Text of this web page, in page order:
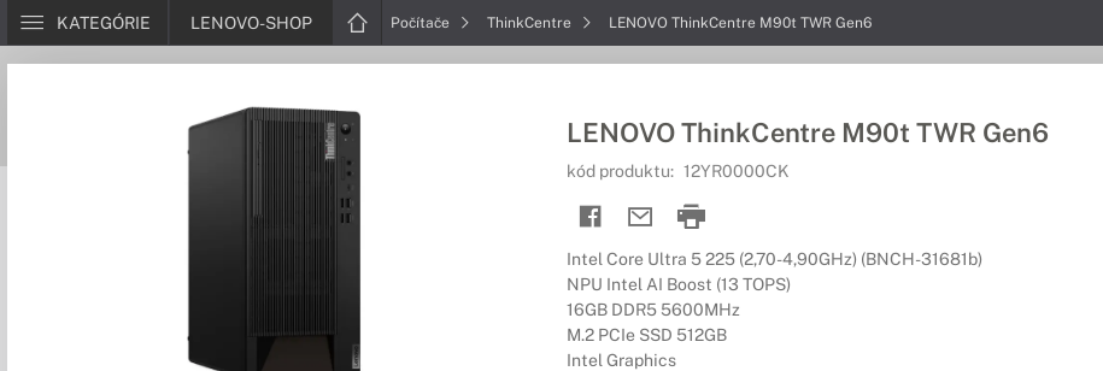
KATEGÓRIE LENOVO-SHOP Počítače ThinkCentre LENOVO ThinkCentre M90t TWR Gen6
LENOVO ThinkCentre M90t TWR Gen6
kód produktu: 12YR0000CK
Intel Core Ultra 5 225 (2,70-4,90GHz) (BNCH-31681b)
NPU Intel AI Boost (13 TOPS)
16GB DDR5 5600MHz
M.2 PCIe SSD 512GB
Intel Graphics